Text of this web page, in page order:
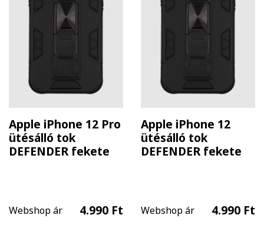
Apple iPhone 12 Pro
ütésálló tok
DEFENDER fekete
Webshop ár 4.990 Ft
Apple iPhone 12
ütésálló tok
DEFENDER fekete
Webshop ár 4.990 Ft